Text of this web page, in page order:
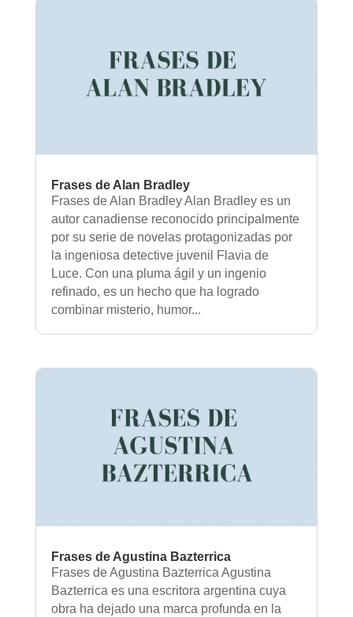
Frases de Alan Bradley
Frases de Alan Bradley Alan Bradley es un
autor canadiense reconocido principalmente
por su serie de novelas protagonizadas por
la ingeniosa detective juvenil Flavia de
Luce. Con una pluma ágil y un ingenio
refinado, es un hecho que ha logrado
combinar misterio, humor...
Frases de Agustina Bazterrica
Frases de Agustina Bazterrica Agustina
Bazterrica es una escritora argentina cuya
obra ha dejado una marca profunda en la